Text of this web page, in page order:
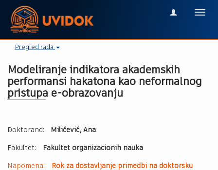
Pregled rada
Modeliranje indikatora akademskih
performansi hakatona kao neformalnog
pristupa e-obrazovanju
Doktorand: Miličević, Ana
Fakultet: Fakultet organizacionih nauka
Napomena:
Rok za dostavljanje primedbi na doktorsku